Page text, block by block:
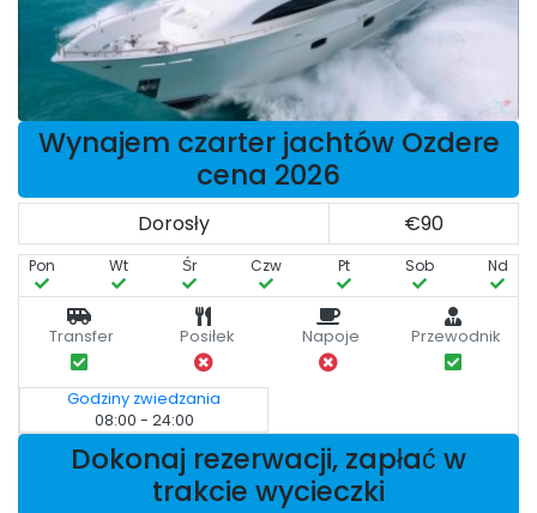
Wynajem czarter jachtów Ozdere
cena 2026
Dorosły €90
Pon Wt Śr Czw Pt Sob Nd
Transfer Posiłek Napoje Przewodnik
Godziny zwiedzania
08:00 - 24:00
Dokonaj rezerwacji, zapłać w
trakcie wycieczki